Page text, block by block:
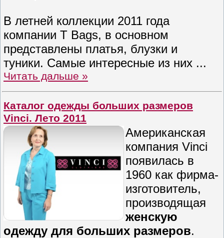
В летней коллекции 2011 года
компании T Bags, в основном
представлены платья, блузки и
туники. Самые интересные из них ...
Читать дальше »
Каталог одежды больших размеров
Vinci. Лето 2011
Американская
компания Vinci
появилась в
1960 как фирма-
изготовитель,
производящая
женскую
одежду для больших размеров.